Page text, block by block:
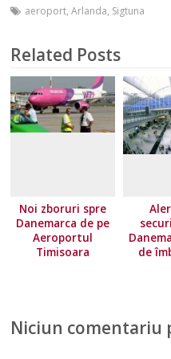
aeroport,Arlanda, Sigtuna
Related Posts
Noi zboruri spre
Danemarca de pe
Aeroportul
Timisoara
de
Niciun comentariu